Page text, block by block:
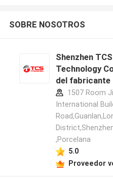
SOBRE NOSOTROS
Shenzhen
Technology
del fabricante
1507 Room
International
,Porcelana
5.0
Proveedor